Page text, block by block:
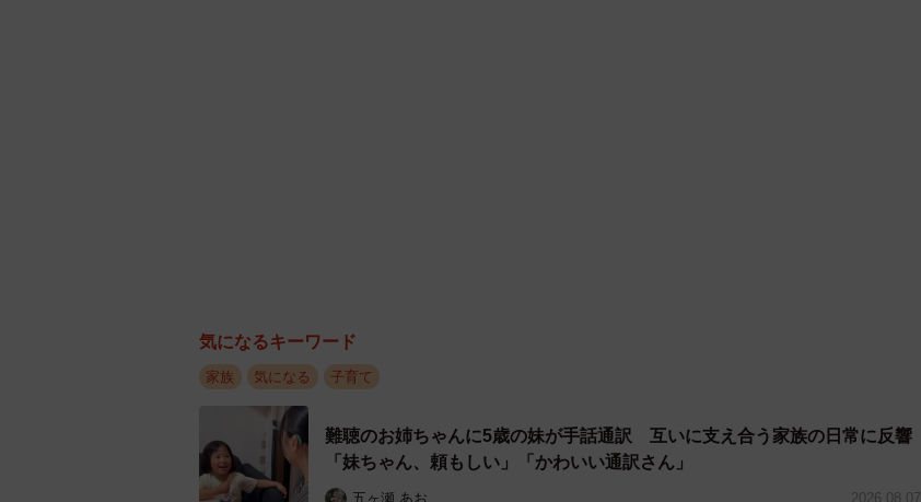
気になるキーワード
家族 気になる 子育て
難聴のお姉ちゃんに5歳の妹が手話通訳 互いに支え合う家族の日常に反響
「妹ちゃん、頼もしい」「かわいい通訳さん」
五ヶ瀬 あお 2026.08.07